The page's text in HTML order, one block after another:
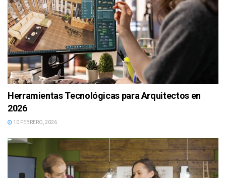
Herramientas Tecnológicas para Arquitectos en
2026
10 FEBRERO, 2026